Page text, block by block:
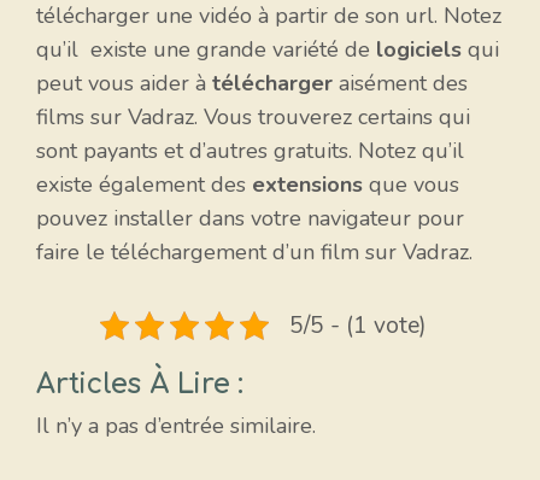
télécharger une vidéo à partir de son url. Notez
qu’il existe une grande variété de logiciels qui
peut vous aider à télécharger aisément des
films sur Vadraz. Vous trouverez certains qui
sont payants et d’autres gratuits. Notez qu’il
existe également des extensions que vous
pouvez installer dans votre navigateur pour
faire le téléchargement d’un film sur Vadraz.
5/5 - (1 vote)
Articles À Lire :
Il n’y a pas d’entrée similaire.